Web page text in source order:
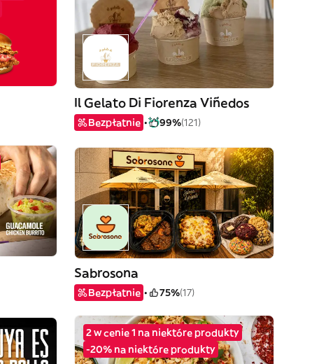
Il Gelato Di Fiorenza Viñedos
Bezpłatnie 99%(121)
Sabrosona
Bezpłatnie 75%(17)
2 w cenie 1 na niektóre produkty
-20% na niektóre produkty